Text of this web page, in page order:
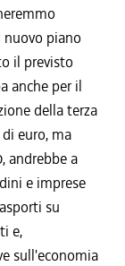
nuovo piano
il previsto
anche per il
della terza
euro, ma
andrebbe a
e imprese
su
e,
sull'economia